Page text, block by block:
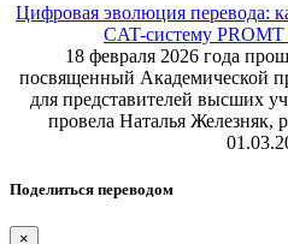
Цифровая эволюция перевода:
CAT-систему PROMT
18 февраля 2026 года
посвященный Академической
для представителей высших
провела Наталья Железняк,
Поделиться переводом
×